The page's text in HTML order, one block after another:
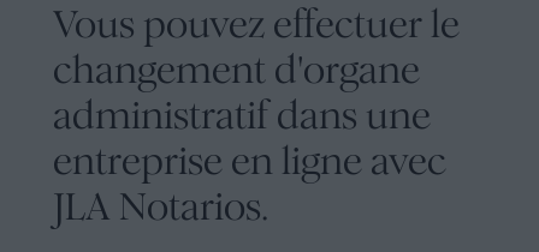
Vous pouvez effectuer le
changement d'organe
administratif dans une
entreprise en ligne avec
JLA Notarios.